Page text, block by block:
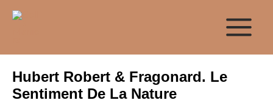
Hubert Robert & Fragonard. Le
Sentiment De La Nature